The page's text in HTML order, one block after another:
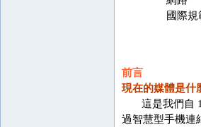
國際規
前言
現在的媒體是什
這是我們自
過智慧型手機連